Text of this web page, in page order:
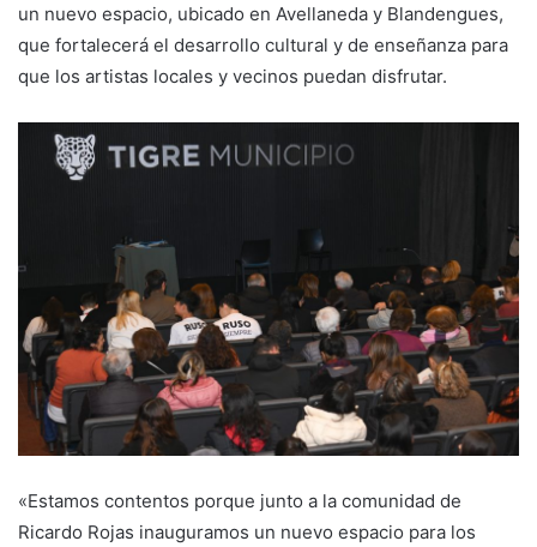
un nuevo espacio, ubicado en Avellaneda y Blandengues,
que fortalecerá el desarrollo cultural y de enseñanza para
que los artistas locales y vecinos puedan disfrutar.
«Estamos contentos porque junto a la comunidad de
Ricardo Rojas inauguramos un nuevo espacio para los